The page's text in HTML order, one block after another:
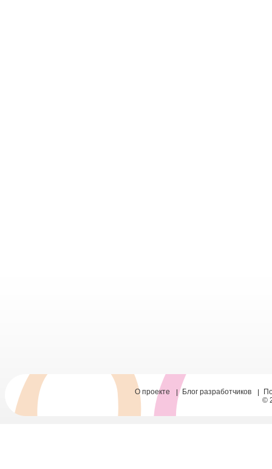
О проекте Блог разработчиков
©